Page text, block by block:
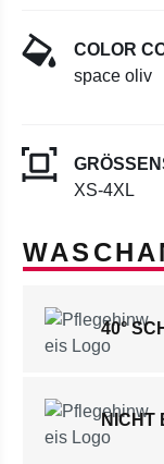
COLOR
space oliv
XS-4XL
40°
NICHT